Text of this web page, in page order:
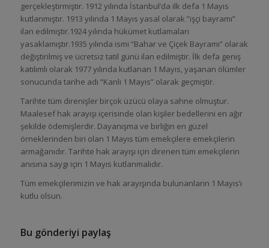
gerçekleştirmiştir. 1912 yılında İstanbul’da ilk defa 1 Mayıs
kutlanmıştır. 1913 yılında 1 Mayıs yasal olarak ”işçi bayramı”
ilan edilmiştir.1924 yılında hükümet kutlamaları
yasaklamıştır.1935 yılında ismi “Bahar ve Çiçek Bayramı” olarak
değiştirilmiş ve ücretsiz tatil günü ilan edilmiştir. İlk defa geniş
katılımlı olarak 1977 yılında kutlanan 1 Mayıs, yaşanan ölümler
sonucunda tarihe adı “Kanlı 1 Mayıs” olarak geçmiştir.
Tarihte tüm direnişler birçok üzücü olaya sahne olmuştur.
Maalesef hak arayışı içerisinde olan kişiler bedellerini en ağır
şekilde ödemişlerdir. Dayanışma ve birliğin en güzel
örneklerinden biri olan 1 Mayıs tüm emekçilere emekçilerin
armağanıdır. Tarihte hak arayışı için direnen tüm emekçilerin
anısına saygı için 1 Mayıs kutlanmalıdır.
Tüm emekçilerimizin ve hak arayışında bulunanların 1 Mayıs’ı
kutlu olsun.
Bu gönderiyi paylaş